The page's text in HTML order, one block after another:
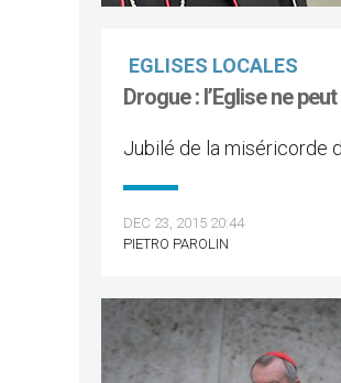
EGLISES LOCALES
Drogue : l’Eglise ne
Jubilé de la miséricorde
DEC 23, 2015 20:44
PIETRO PAROLIN